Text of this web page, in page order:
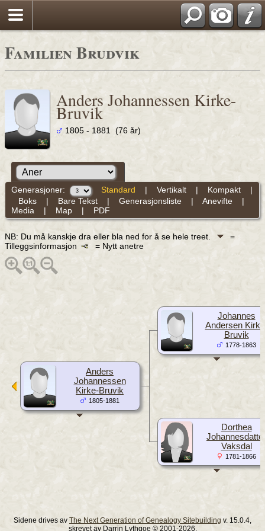
Familien Brudvik
Anders Johannessen Kirke-
Bruvik
1805 - 1881 (76 år)
Generasjoner: Standard | Vertikalt| Kompakt|
Boks| Bare Tekst| Generasjonsliste| Anevifte|
Media | Map| PDF
NB: Du må kanskje dra eller bla ned for å se hele treet.
=
Tilleggsinformasjon
= Nytt anetre
Anders
Johannessen
Kirke-Bruvik
1805-1881
Johannes
Andersen
Bruvik
1778-1863
Dorthea
Vaksdal
1781-1866
Sidene drives av The Next Generation of Genealogy Sitebuilding v. 15.0.4,
skrevet av Darrin Lythgoe © 2001-2026.